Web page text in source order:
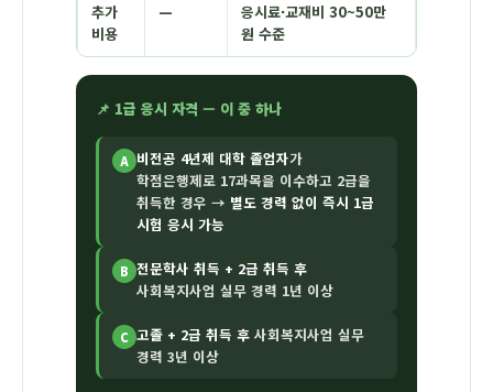
추가
비용
—
응시료·교재비 30~50만
원 수준
📌 1급 응시 자격 — 이 중 하나
A 비전공 4년제 대학 졸업자가
학점은행제로 17과목을 이수하고 2급을
취득한 경우 → 별도 경력 없이 즉시 1급
시험 응시 가능
B 전문학사 취득 + 2급 취득 후
사회복지사업 실무 경력 1년 이상
C 고졸 + 2급 취득 후 사회복지사업 실무
경력 3년 이상